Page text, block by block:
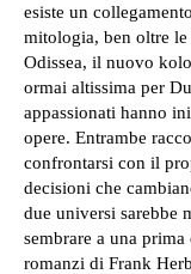
esiste un
mitologia, ben oltre le semplici
Odissea, il nuovo
ormai altissima per
appassionati hanno
opere. Entrambe
confrontarsi con il
decisioni che
due universi sarebbe
sembrare a una prima occhiata. La
romanzi di Frank